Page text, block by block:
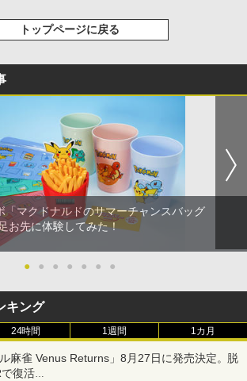
トップページに戻る
「マクドナルドのサマーチャンスバッグ
お先に体験してみた！
● ● ● ● ● ● ●
キング
24時間 1週間 1カ月
ル麻雀 Venus Returns」8月27日に発売決定。脱
復活